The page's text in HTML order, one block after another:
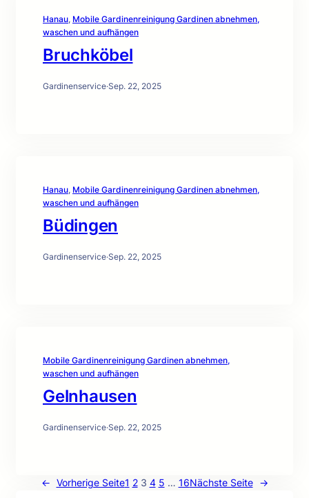
Hanau, Mobile Gardinenreinigung Gardinen abnehmen,
waschen und aufhängen
Bruchköbel
Gardinenservice·Sep. 22, 2025
Hanau, Mobile Gardinenreinigung Gardinen abnehmen,
waschen und aufhängen
Büdingen
Gardinenservice·Sep. 22, 2025
Mobile Gardinenreinigung Gardinen abnehmen,
waschen und aufhängen
Gelnhausen
Gardinenservice·Sep. 22, 2025
← Vorherige Seite1 2 3 4 5 … 16Nächste Seite →